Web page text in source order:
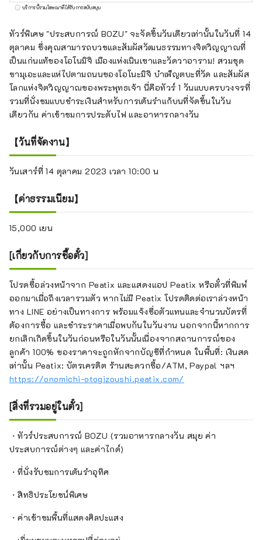
บริการนี้รวมโฆษณาที่ได้รับการสนับสนุน
ทัวร์พิเศษ "ประสบการณ์ BOZU" จะจัดขึ้นวันเดียวเท่านั้นในวันที่ 14
ตุลาคม ซึ่งคุณสามารถบวชและสัมผัสวัฒนธรรมทางจิตวิญญาณที่
เป็นแก่นแท้ของโอโนมิจิ เมืองแห่งเนินเขาและวัดวาอาราม! สวมชุด
ซามุเอะและแห่ไปตามถนนของโอโนะมิจิ บำเพ็ญตบะที่วัด และสัมผัส
โลกแห่งจิตวิญญาณของพระพุทธเจ้า นี่คือทัวร์ 1 วันแบบครบวงจรที่
รวมที่นั่งชมแบบชำระเงินสำหรับการเต้นรำแก้บนที่จัดขึ้นในวัน
เดียวกัน ค่าเข้าชมการประดับไฟ และอาหารกลางวัน
【วันที่จัดงาน】
วันเสาร์ที่ 14 ตุลาคม 2023 เวลา 10:00 น
【ค่าธรรมเนียม】
15,000 เยน
[เกี่ยวกับการซื้อตั๋ว]
โปรดซื้อล่วงหน้าจาก Peatix และแสดงแอป Peatix หรือตั๋วที่พิมพ์
ออกมาเมื่อถึงเวลารวมตัว หากไม่มี Peatix โปรดติดต่อเราล่วงหน้า
ทาง LINE อย่างเป็นทางการ พร้อมแจ้งชื่อตัวแทนและจำนวนบัตรที่
ต้องการซื้อ และชำระราคาเมื่อพบกันในวันงาน นอกจากนี้หากการ
ยกเลิกเกิดขึ้นในวันก่อนหรือในวันนั้นเนื่องจากสถานการณ์ของ
ลูกค้า 100% ของราคาจะถูกหักจากบัญชีที่กำหนด ในพื้นที่: เงินสด
เท่านั้น Peatix: บัตรเครดิต ร้านสะดวกซื้อ/ATM, Paypal ฯลฯ
https://onomichi-otogizoushi.peatix.com/
[สิ่งที่รวมอยู่ในตั๋ว]
・ทัวร์ประสบการณ์ BOZU (รวมอาหารกลางวัน สมุย ค่า
ประสบการณ์ต่างๆ และค่าไกด์)
・ที่นั่งรับชมการเต้นรำอุทิศ
・สิทธิประโยชน์พิเศษ
・ค่าเข้าชมพื้นที่แสดงศิลปะแสง